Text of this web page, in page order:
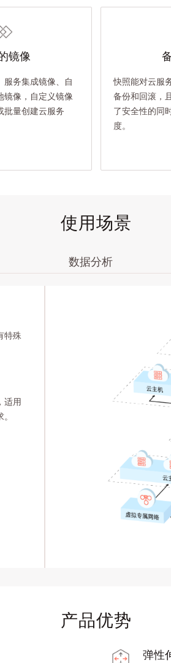
镜像
服务集成镜像、自
镜像，自定义镜像
批量创建云服务
快照能对云服
备份和回滚，
了安全性的同
度。
使用场景
数据分析
特殊
适用
产品优势
弹性